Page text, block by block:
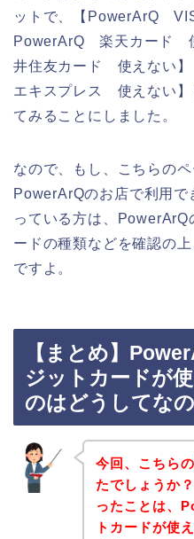
ットで、【PowerArQ
PowerArQ 楽天カード
井住友カード 使えない
エキスプレス 使えない】
てみることにしました。
なので、もし、こちらの
PowerArQのお店で利用
っている方は、PowerArQ
ードの種類などを確認の
ですよ。
【まとめ】
ジットカードが
のはどうしてな
今回、こちら
たでしょうか
ったことは、
トカードが使